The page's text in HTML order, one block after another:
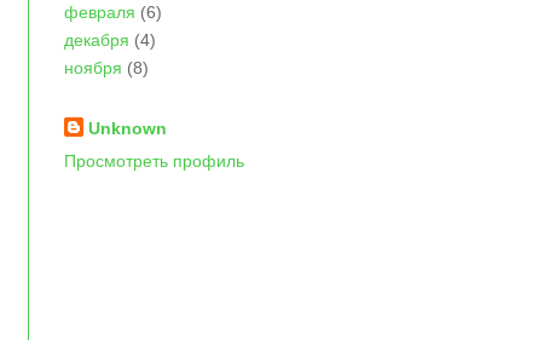
февраля (6)
декабря (4)
ноября (8)
Unknown
Просмотреть профиль